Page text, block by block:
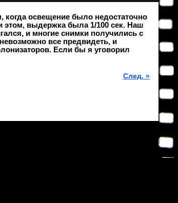
освещение было недостаточно
этом, выдержка была 1/100 сек. Наш
и многие снимки получились с
все предвидеть, и
Если бы я уговорил
След. »